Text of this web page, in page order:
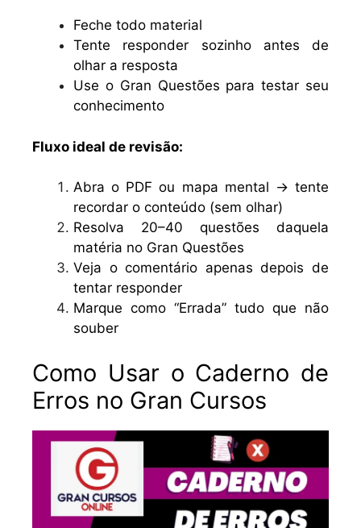
Feche todo material
Tente responder sozinho antes de
olhar a resposta
Use o Gran Questões para testar seu
conhecimento
Fluxo ideal de revisão:
Abra o PDF ou mapa mental → tente
recordar o conteúdo (sem olhar)
Resolva 20–40 questões daquela
matéria no Gran Questões
Veja o comentário apenas depois de
tentar responder
Marque como “Errada” tudo que não
souber
Como Usar o Caderno de
Erros no Gran Cursos